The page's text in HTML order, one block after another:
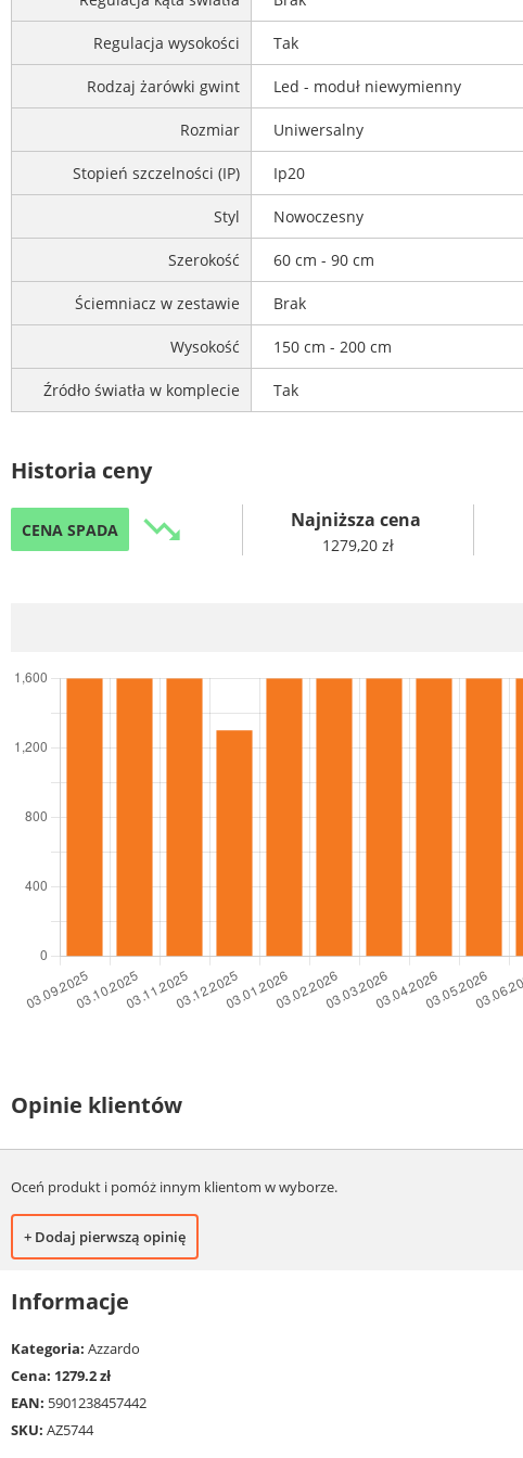
Regulacja wysokości Tak
Rodzaj żarówki gwint Led - moduł niewymienny
Rozmiar Uniwersalny
Stopień szczelności (IP) Ip20
Styl Nowoczesny
Szerokość 60 cm - 90 cm
Ściemniacz w zestawie Brak
Wysokość 150 cm - 200 cm
Źródło światła w komplecie Tak
Historia ceny
CENA SPADA trending_down Najniższa cena
1279,20 zł
Opinie klientów
Oceń produkt i pomóż innym klientom w wyborze.
+ Dodaj pierwszą opinię
Informacje
Kategoria: Azzardo
Cena: 1279.2 zł
EAN: 5901238457442
SKU: AZ5744